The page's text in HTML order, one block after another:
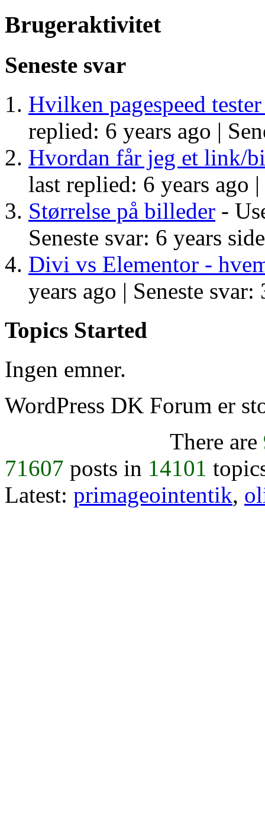
Brugeraktivitet
Seneste svar
Hvilken pagespeed
replied: 6 years ago |
Hvordan får jeg et link/
last replied: 6 years ago |
Størrelse på billeder -
Seneste svar: 6 years
Divi vs Elementor -
years ago | Seneste svar:
Topics Started
Ingen emner.
WordPress DK Forum er
There are
71607 posts in 14101
Latest: primageointentik,